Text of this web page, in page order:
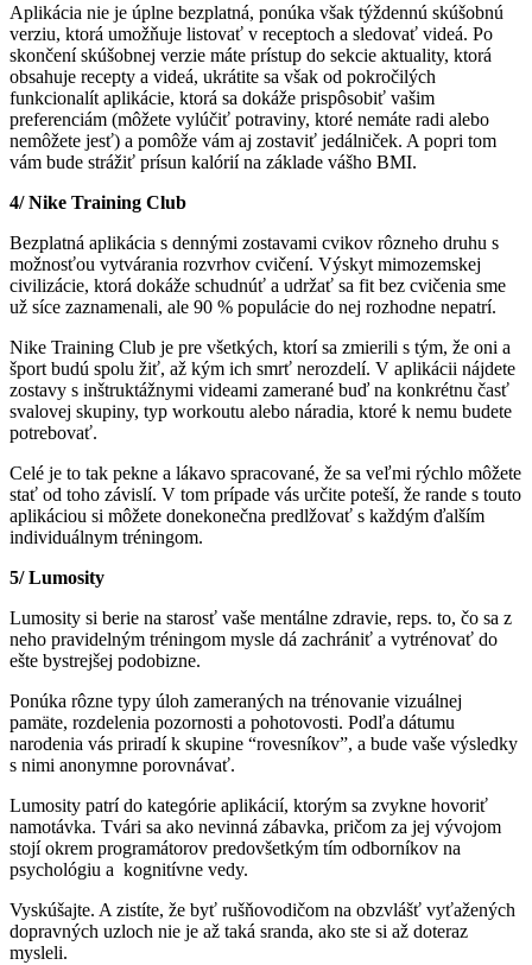
Aplikácia nie je úplne bezplatná, ponúka však týždennú skúšobnú
verziu, ktorá umožňuje listovať v receptoch a sledovať videá. Po
skončení skúšobnej verzie máte prístup do sekcie aktuality, ktorá
obsahuje recepty a videá, ukrátite sa však od pokročilých
funkcionalít aplikácie, ktorá sa dokáže prispôsobiť vašim
preferenciám (môžete vylúčiť potraviny, ktoré nemáte radi alebo
nemôžete jesť) a pomôže vám aj zostaviť jedálniček. A popri tom
vám bude strážiť prísun kalórií na základe vášho BMI.
4/ Nike Training Club
Bezplatná aplikácia s dennými zostavami cvikov rôzneho druhu s
možnosťou vytvárania rozvrhov cvičení. Výskyt mimozemskej
civilizácie, ktorá dokáže schudnúť a udržať sa fit bez cvičenia sme
už síce zaznamenali, ale 90 % populácie do nej rozhodne nepatrí.
Nike Training Club je pre všetkých, ktorí sa zmierili s tým, že oni a
šport budú spolu žiť, až kým ich smrť nerozdelí. V aplikácii nájdete
zostavy s inštruktážnymi videami zamerané buď na konkrétnu časť
svalovej skupiny, typ workoutu alebo náradia, ktoré k nemu budete
potrebovať.
Celé je to tak pekne a lákavo spracované, že sa veľmi rýchlo môžete
stať od toho závislí. V tom prípade vás určite poteší, že rande s touto
aplikáciou si môžete donekonečna predlžovať s každým ďalším
individuálnym tréningom.
5/ Lumosity
Lumosity si berie na starosť vaše mentálne zdravie, reps. to, čo sa z
neho pravidelným tréningom mysle dá zachrániť a vytrénovať do
ešte bystrejšej podobizne.
Ponúka rôzne typy úloh zameraných na trénovanie vizuálnej
pamäte, rozdelenia pozornosti a pohotovosti. Podľa dátumu
narodenia vás priradí k skupine “rovesníkov”, a bude vaše výsledky
s nimi anonymne porovnávať.
Lumosity patrí do kategórie aplikácií, ktorým sa zvykne hovoriť
namotávka. Tvári sa ako nevinná zábavka, pričom za jej vývojom
stojí okrem programátorov predovšetkým tím odborníkov na
psychológiu a kognitívne vedy.
Vyskúšajte. A zistíte, že byť rušňovodičom na obzvlášť vyťažených
dopravných uzloch nie je až taká sranda, ako ste si až doteraz
mysleli.